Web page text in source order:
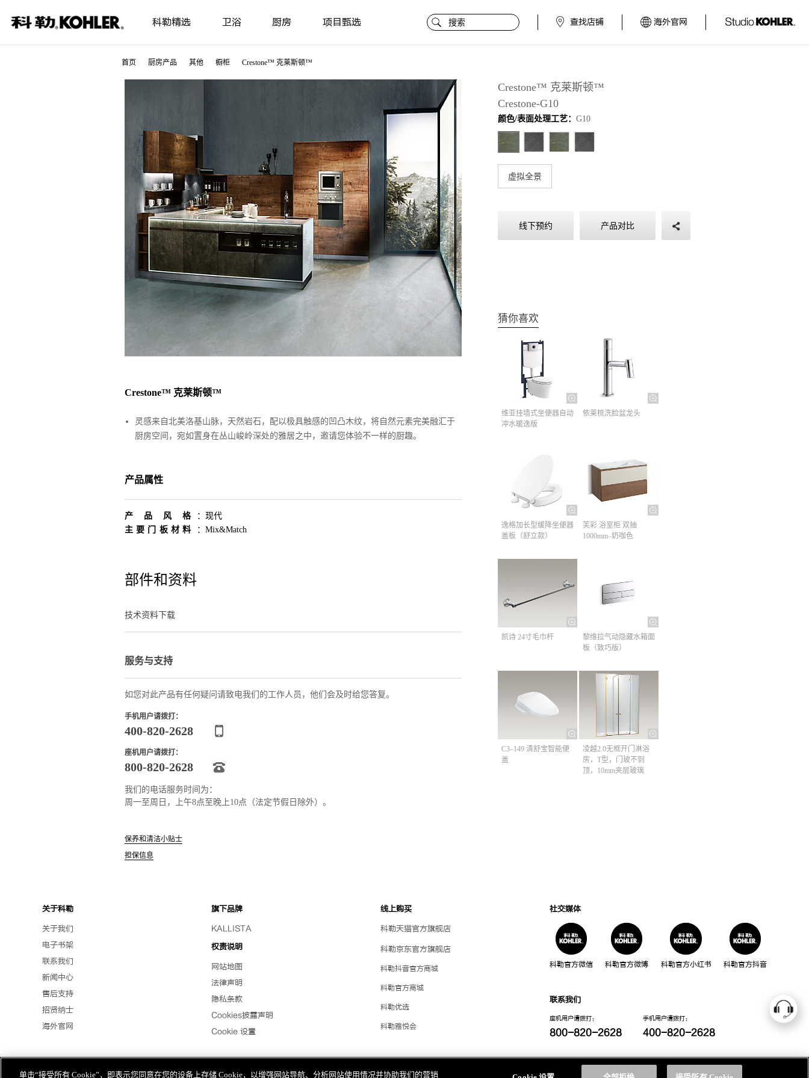
科勒精选 卫浴 厨房 项目甄选 查找店铺 海外官网
首页 厨房产品 其他 橱柜 Crestone™ 克莱斯顿™
Crestone™ 克莱斯顿™
灵感来自北美洛基山脉，天然岩石，配以极具触感的凹凸木纹，将自然元素完美融汇于
厨房空间，宛如置身在丛山峻岭深处的雅居之中，邀请您体验不一样的厨趣。
产品属性
产品风格 ： 现代
主要门板材料
： Mix&Match
部件和资料
技术资料下载
服务与支持
如您对此产品有任何疑问请致电我们的工作人员，他们会及时给您答复。
手机用户请拨打：
400-820-2628
座机用户请拨打：
800-820-2628
我们的电话服务时间为：
周一至周日，上午8点至晚上10点（法定节假日除外）。
保养和清洁小贴士
担保信息
Crestone™ 克莱斯顿™
Crestone-G10
颜色/表面处理工艺： G10
虚拟全景
线下预约 产品对比
猜你喜欢
维亚挂墙式坐便器自动
冲水暖逸版
依莱梳洗脸盆龙头
逸格加长型缓降坐便器
盖板（舒立款）
芙彩 浴室柜 双抽
1000mm–奶咖色
凯诗 24寸毛巾杆​
黎维拉气动隐藏水箱面
板（致巧版）
C3–149 清舒宝智能便
盖
凌越2.0无框开门淋浴
房，T型，门玻不到
顶，10mm夹层玻璃
关于科勒
关于我们
电子书架
联系我们
新闻中心
售后支持
招贤纳士
海外官网
旗下品牌
KALLISTA
权责说明
网站地图
法律声明
隐私条款
Cookies披露声明
Cookie 设置
线上购买
科勒天猫官方旗舰店
科勒京东官方旗舰店
科勒抖音官方商城
科勒官方商城
科勒优选
科勒雅悦会
社交媒体
科勒官方微信 科勒官方微博 科勒官方小红书 科勒官方抖音
联系我们
座机用户请拨打：
800-820-2628
手机用户请拨打：
400-820-2628
周一至周日，上午8点至晚上10点(法定节假日除外)
单击“接受所有 Cookie”，即表示您同意在您的设备上存储 Cookie，以增强网站导航、分析网站使用情况并协助我们的营销